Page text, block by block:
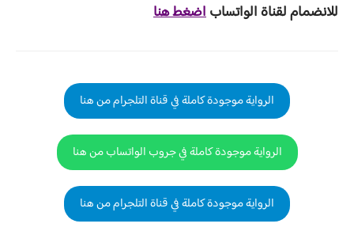
للانضمام لقناة الواتساباضغط هنا
الرواية موجودة كاملة في قناة التلجرام من هنا
الرواية موجودة كاملة في جروب الواتساب من هنا
الرواية موجودة كاملة في قناة التلجرام من هنا